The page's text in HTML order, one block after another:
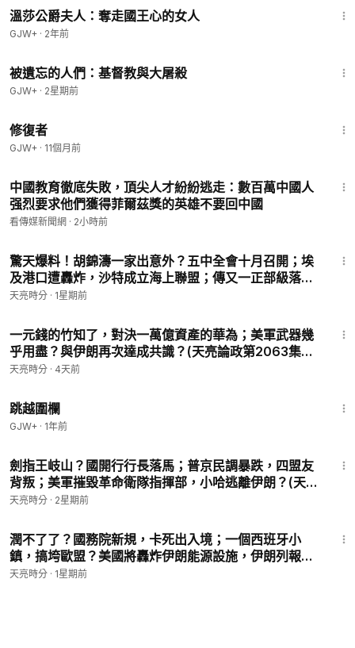
溫莎公爵夫人：奪走國王心的女人
GJW+ · 2年前
被遺忘的人們：基督教與大屠殺
GJW+ · 2星期前
修復者
GJW+ · 11個月前
中國教育徹底失敗，頂尖人才紛紛逃走：數百萬中國人
强烈要求他們獲得菲爾茲獎的英雄不要回中國
看傳媒新聞網 · 2小時前
驚天爆料！胡錦濤一家出意外？五中全會十月召開；埃
及港口遭轟炸，沙特成立海上聯盟；傳又一正部級落
馬，劍指王岐山(天亮論政第2058集 20260730)
天亮時分 · 1星期前
一元錢的竹知了，對決一萬億資產的華為；美軍武器幾
乎用盡？與伊朗再次達成共識？(天亮論政第2063集
20260804)
天亮時分 · 4天前
跳越圍欄
GJW+ · 1年前
劍指王岐山？國開行行長落馬；普京民調暴跌，四盟友
背叛；美軍摧毀革命衛隊指揮部，小哈逃離伊朗？(天亮
論政第2047集 20260719)
天亮時分 · 2星期前
潤不了了？國務院新規，卡死出入境；一個西班牙小
鎮，搞垮歐盟？美國將轟炸伊朗能源設施，伊朗列報復
清單(天亮論政第2059集 20260731)
天亮時分 · 1星期前